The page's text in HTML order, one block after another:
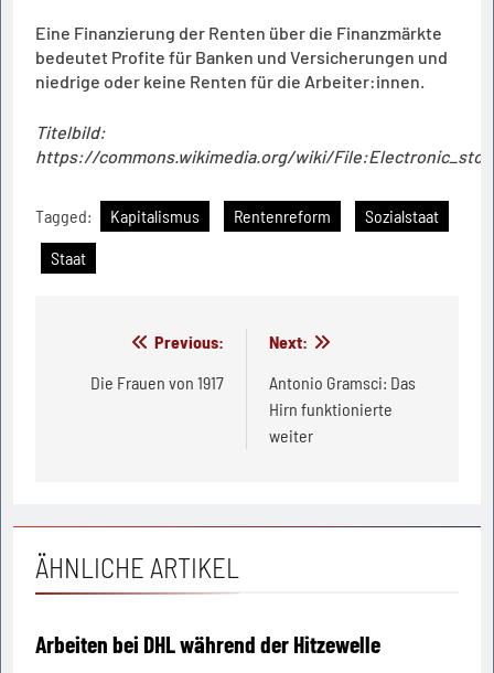
Eine Finanzierung der Renten über die Finanzmärkte
bedeutet Profite für Banken und Versicherungen und
niedrige oder keine Renten für die Arbeiter:innen.
Titelbild:
https://commons.wikimedia.org/wiki/
Tagged: Kapitalismus Rentenreform
Sozialstaat
Staat
Beitragsnavigation
Previous:
Die Frauen von 1917
Next:
Antonio Gramsci: Das
Hirn funktionierte
weiter
ÄHNLICHE ARTIKEL
Arbeiten bei DHL während der Hitzewelle